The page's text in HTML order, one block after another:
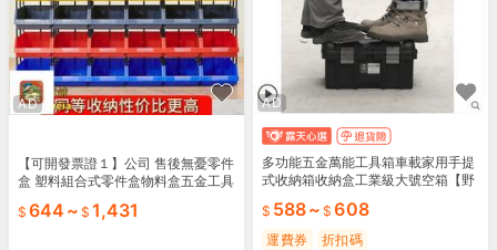
AD
【可開發票證１】公司 售後無憂零件
盒 塑料組合式零件盒物料盒五金工具
644 ~ 1,431
AD
多功能五金萬能工具箱車載家用手提
式收納箱收納盒工業級大號空箱【野
588~ 608
運費券
折扣碼